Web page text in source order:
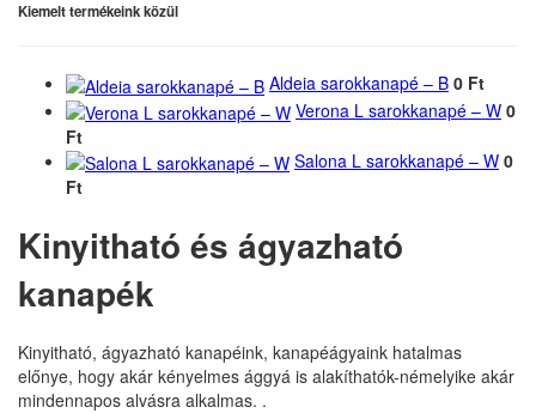
Kiemelt termékeink közül
Aldeia sarokkanapé – B 0 Ft
Verona L sarokkanapé – W 0
Ft
Salona L sarokkanapé – W 0
Ft
Kinyitható és ágyazható
kanapék
Kinyitható, ágyazható kanapéink, kanapéágyaink hatalmas
előnye, hogy akár kényelmes ággyá is alakíthatók-némelyike akár
mindennapos alvásra alkalmas. .